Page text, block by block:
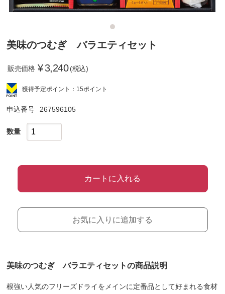
美味のつむぎ バラエティセット
販売価格 ¥3,240 (税込)
獲得予定ポイント：15ポイント
申込番号 267596105
数量
カートに入れる
お気に入りに追加する
美味のつむぎ バラエティセットの商品説明
根強い人気のフリーズドライをメインに定番品として好まれる食材